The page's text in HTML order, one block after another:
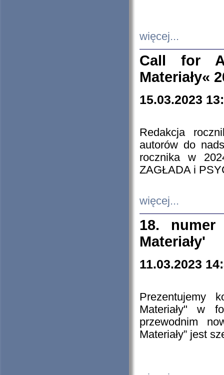
więcej...
Call for
Materiały«
15.03.2023
Redakcja
autorów do
rocznika w
ZAGŁADA i
więcej...
18. numer
Materiały'
11.03.2023
Prezentujemy
Materiały" w
przewodnim
Materiały” jest